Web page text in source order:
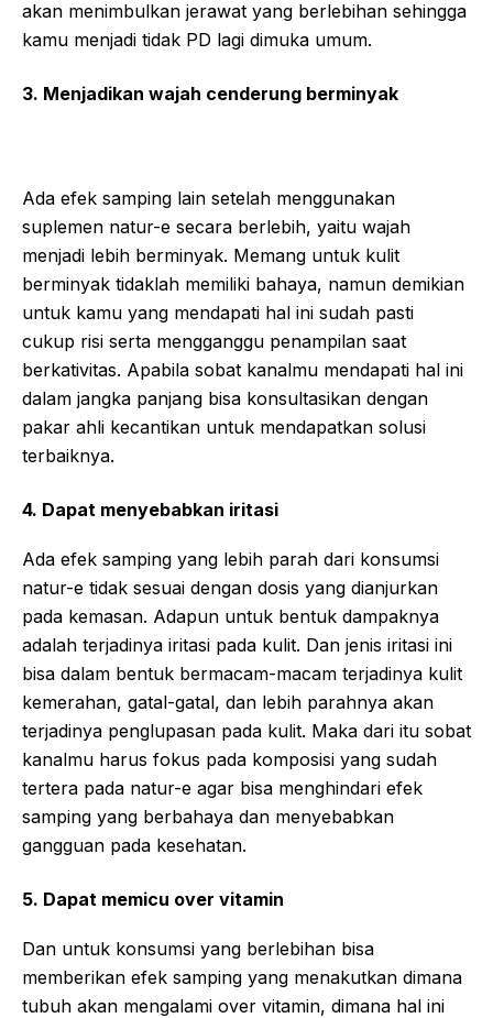
akan menimbulkan jerawat yang berlebihan sehingga
kamu menjadi tidak PD lagi dimuka umum.
3. Menjadikan wajah cenderung berminyak
Ada efek samping lain setelah menggunakan
suplemen natur-e secara berlebih, yaitu wajah
menjadi lebih berminyak. Memang untuk kulit
berminyak tidaklah memiliki bahaya, namun demikian
untuk kamu yang mendapati hal ini sudah pasti
cukup risi serta mengganggu penampilan saat
berkativitas. Apabila sobat kanalmu mendapati hal ini
dalam jangka panjang bisa konsultasikan dengan
pakar ahli kecantikan untuk mendapatkan solusi
terbaiknya.
4. Dapat menyebabkan iritasi
Ada efek samping yang lebih parah dari konsumsi
natur-e tidak sesuai dengan dosis yang dianjurkan
pada kemasan. Adapun untuk bentuk dampaknya
adalah terjadinya iritasi pada kulit. Dan jenis iritasi ini
bisa dalam bentuk bermacam-macam terjadinya kulit
kemerahan, gatal-gatal, dan lebih parahnya akan
terjadinya penglupasan pada kulit. Maka dari itu sobat
kanalmu harus fokus pada komposisi yang sudah
tertera pada natur-e agar bisa menghindari efek
samping yang berbahaya dan menyebabkan
gangguan pada kesehatan.
5. Dapat memicu over vitamin
Dan untuk konsumsi yang berlebihan bisa
memberikan efek samping yang menakutkan dimana
tubuh akan mengalami over vitamin, dimana hal ini